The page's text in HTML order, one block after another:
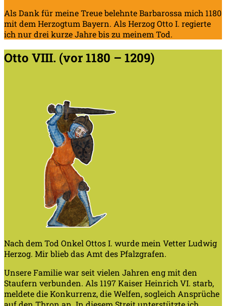
Als Dank für meine Treue belehnte Barbarossa mich 1180
mit dem Herzogtum Bayern. Als Herzog Otto I. regierte
ich nur drei kurze Jahre bis zu meinem Tod.
Otto VIII. (vor 1180 – 1209)
Nach dem Tod Onkel Ottos I. wurde mein Vetter Ludwig
Herzog. Mir blieb das Amt des Pfalzgrafen.
Unsere Familie war seit vielen Jahren eng mit den
Staufern verbunden. Als 1197 Kaiser Heinrich VI. starb,
meldete die Konkurrenz, die Welfen, sogleich Ansprüche